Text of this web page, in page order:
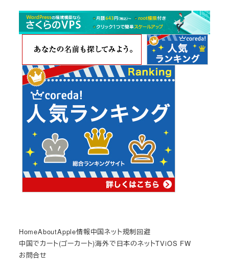
カ
HomeAboutApple情報中国ネット規制回避
中国でカート(ゴーカート)海外で日本のネットTViOS FW
お問合せ